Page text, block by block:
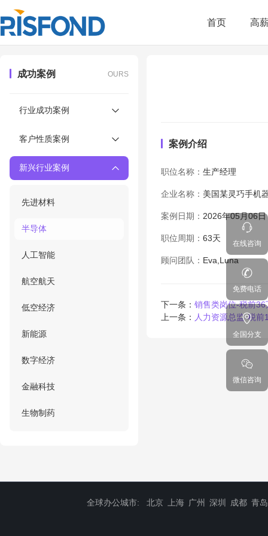
首页 高
成功案例 OURS
行业成功案例
客户性质案例
新兴行业案例
先进材料
半导体
人工智能
航空航天
低空经济
新能源
数字经济
金融科技
生物制药
案例介绍
职位名称： 生产经理
企业名称： 美国某灵巧手机
案例日期： 2026年05月06日
职位周期： 63天
顾问团队： Eva,Luna
下一条： 销售类岗位-税前
上一条： 人力资源总监-税
全球办公城市: 北京 上海 广州 深圳 成都 青岛
在线咨询
免费电话
全国分支
微信咨询